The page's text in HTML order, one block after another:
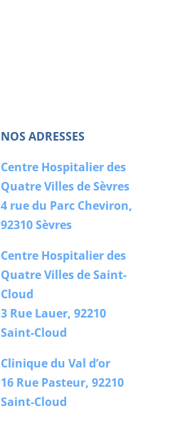
NOS ADRESSES
Centre Hospitalier des
Quatre Villes de Sèvres
4 rue du Parc Cheviron,
92310 Sèvres
Centre Hospitalier des
Quatre Villes de Saint-
Cloud
3 Rue Lauer, 92210
Saint-Cloud
Clinique du Val d’or
16 Rue Pasteur, 92210
Saint-Cloud